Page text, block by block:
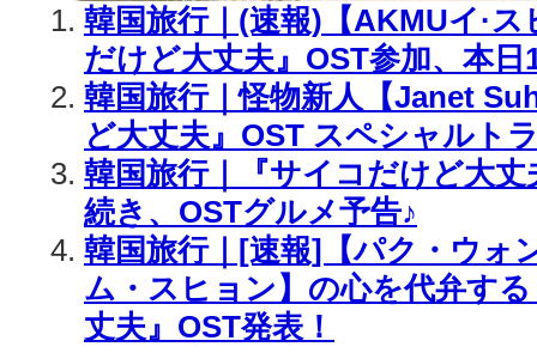
韓国旅行｜(速報)【AKMUイ·
だけど大丈夫』OST参加、本日
韓国旅行｜怪物新人【Janet
ど大丈夫』OST スペシャルト
韓国旅行｜『サイコだけど大
続き、OSTグルメ予告♪
韓国旅行｜[速報]【パク・ウォ
ム・スヒョン】の心を代弁す
丈夫』OST発表！